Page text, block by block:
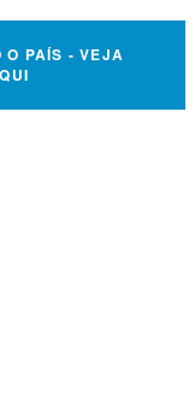
O PAÍS - VEJA